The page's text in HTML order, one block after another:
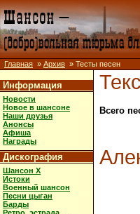
Главная » Архив » Тесты песен
Информация
Новости
Новое в шансоне
Наши друзья
Анонсы
Афиша
Награды
Дискография
Шансон X
Истоки
Военный шансон
Песни цыган
Барды
Всего